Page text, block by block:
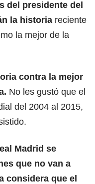
del presidente del
la historia reciente
la mejor de la
contra la mejor
No les gustó que el
del 2004 al 2015,
Madrid se
que no van a
considera que el